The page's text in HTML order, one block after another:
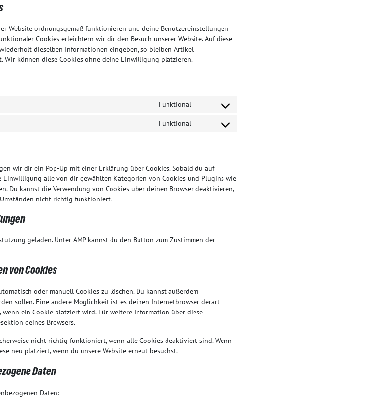
Website ordnungsgemäß funktionieren und deine Benutzereinstellungen
Cookies erleichtern wir dir den Besuch unserer Website. Auf diese
dieselben Informationen eingeben, so bleiben Artikel
Wir können diese Cookies ohne deine Einwilligung platzieren.
Funktional
Funktional
wir dir ein Pop-Up mit einer Erklärung über Cookies. Sobald du auf
Einwilligung alle von dir gewählten Kategorien von Cookies und Plugins wie
Du kannst die Verwendung von Cookies über deinen Browser deaktivieren,
nicht richtig funktioniert.
geladen. Unter AMP kannst du den Button zum Zustimmen der
von Cookies
oder manuell Cookies zu löschen. Du kannst außerdem
sollen. Eine andere Möglichkeit ist es deinen Internetbrowser derart
ein Cookie platziert wird. Für weitere Information über diese
deines Browsers.
nicht richtig funktioniert, wenn alle Cookies deaktiviert sind. Wenn
neu platziert, wenn du unsere Website erneut besuchst.
Daten
Daten: